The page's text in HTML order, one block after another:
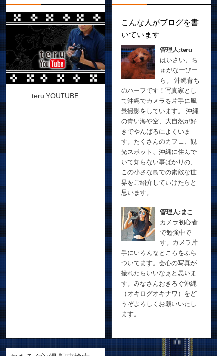
teru YOUTUBE
こんな人がブログを書
いています
管理人:teru
はいさい。ち
ゅがなーびー
ら。 沖縄育ち
のハーフです！写真家とし
て沖縄でカメラを片手に風
景撮影をしています。 沖縄
の青い海や空、大自然が好
きでやんばるによくいま
す。たくさんのカフェ、観
光スポット、沖縄に住んで
いて知らない事ばかりの、
この小さな島での素敵な世
界をご紹介していけたらと
思います。
管理人:まこ
カメラ初心者
で勉強中で
す。カメラ片
手にいろんなところをふら
ついてます。会心の写真が
撮れたらいいなぁと思いま
す。みなさんおきろぐ沖縄
（オキログオキナワ）をど
うぞよろしくお願いいたし
ます。